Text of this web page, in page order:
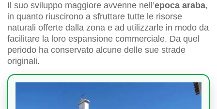
Il suo sviluppo maggiore avvenne nell’epoca araba,
in quanto riuscirono a sfruttare tutte le risorse
naturali offerte dalla zona e ad utilizzarle in modo da
facilitare la loro espansione commerciale. Da quel
periodo ha conservato alcune delle sue strade
originali.